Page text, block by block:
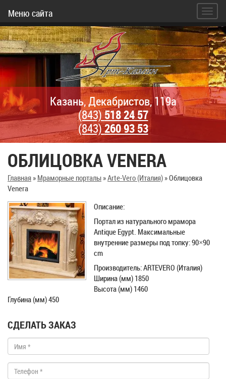
Меню сайта
Казань, Декабристов, 119а
(843)518 24 57
(843)260 93 53
ОБЛИЦОВКА VENERA
Главная» Мраморные порталы»Arte-Vero (Италия)»Облицовка
Venera
Описание:
Портал из натурального мрамора
Antique Egypt. Максимальные
внутренние размеры под топку: 90×90
cm
Производитель: ARTEVERO (Италия)
Ширина (мм) 1850
Высота (мм) 1460
Глубина (мм) 450
СДЕЛАТЬ ЗАКАЗ